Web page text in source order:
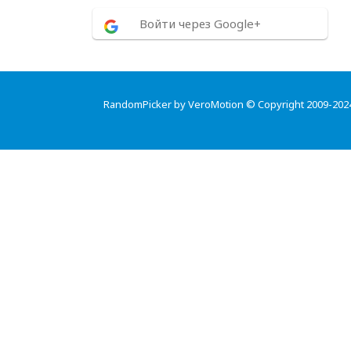
Войти через Google+
RandomPicker by VeroMotion © Copyright 2009-